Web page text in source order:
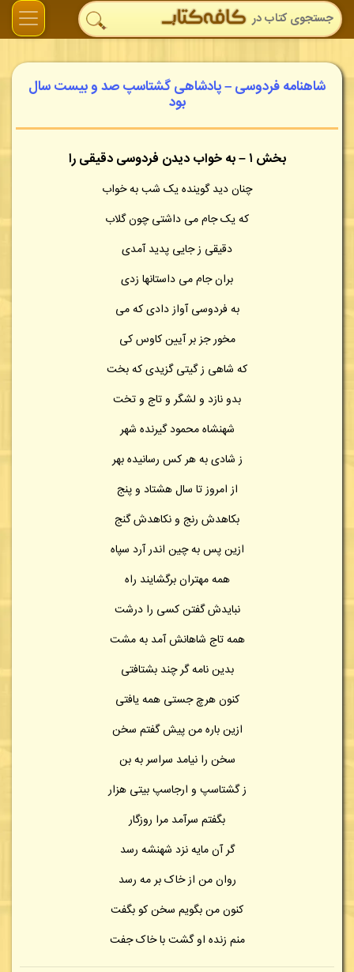
شاهنامه فردوسی – پادشاهی گشتاسپ صد و بیست سال
بود
بخش ۱ – به خواب دیدن فردوسی دقیقی را
چنان دید گوینده یک شب به خواب
که یک جام می داشتی چون گلاب
دقیقی ز جایی پدید آمدی
بران جام می داستانها زدی
به فردوسی آواز دادی که می
مخور جز بر آیین کاوس کی
که شاهی ز گیتی گزیدی که بخت
بدو نازد و لشگر و تاج و تخت
شهنشاه محمود گیرنده شهر
ز شادی به هر کس رسانیده بهر
از امروز تا سال هشتاد و پنج
بکاهدش رنج و نکاهدش گنج
ازین پس به چین اندر آرد سپاه
همه مهتران برگشایند راه
نبایدش گفتن کسی را درشت
همه تاج شاهانش آمد به مشت
بدین نامه گر چند بشتافتی
کنون هرچ جستی همه یافتی
ازین باره من پیش گفتم سخن
سخن را نیامد سراسر به بن
ز گشتاسپ و ارجاسپ بیتی هزار
بگفتم سرآمد مرا روزگار
گر آن مایه نزد شهنشه رسد
روان من از خاک بر مه رسد
کنون من بگویم سخن کو بگفت
منم زنده او گشت با خاک جفت